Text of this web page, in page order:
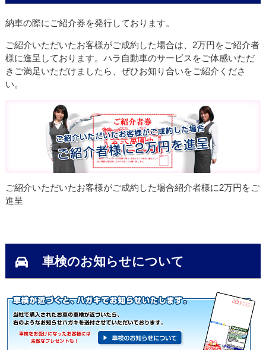
納車の際にご紹介券を発行しております。
ご紹介いただいたお客様がご成約した場合は、2万円をご紹介者
様に進呈しております。ハラ自動車のサービスをご体感いただ
きご満足いただけましたら、ぜひお知り合いをご紹介くださ
い。
ご紹介いただいたお客様がご成約した場合紹介者様に2万円をご
進呈
車検のお知らせについて